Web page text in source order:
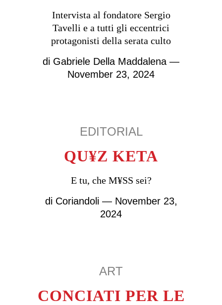
Intervista al fondatore Sergio
Tavelli e a tutti gli eccentrici
protagonisti della serata culto
di Gabriele Della Maddalena —
November 23, 2024
EDITORIAL
QU¥Z KETA
E tu, che M¥SS sei?
di Coriandoli— November 23,
2024
ART
CONCIATI PER LE